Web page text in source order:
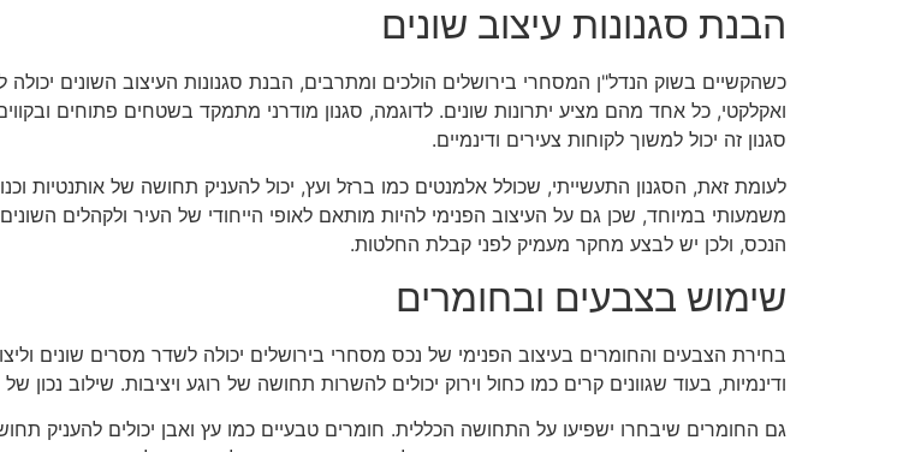
הבנת סגנונות עיצוב שונים
כשהקשיים בשוק הנדל"ן המסחרי בירושלים הולכים ומתרבים, הבנת סגנונות העיצוב השונים יכולה
ואקלקטי, כל אחד מהם מציע יתרונות שונים. לדוגמה, סגנון מודרני מתמקד בשטחים פתוחים
סגנון זה יכול למשוך לקוחות צעירים ודינמיים.
לעומת זאת, הסגנון התעשייתי, שכולל אלמנטים כמו ברזל ועץ, יכול להעניק תחושה של אותנטיות
משמעותי במיוחד, שכן גם על העיצוב הפנימי להיות מותאם לאופי הייחודי של העיר ולקהלים
הנכס, ולכן יש לבצע מחקר מעמיק לפני קבלת החלטות.
שימוש בצבעים ובחומרים
בחירת הצבעים והחומרים בעיצוב הפנימי של נכס מסחרי בירושלים יכולה לשדר מסרים שונים
ודינמיות, בעוד שגוונים קרים כמו כחול וירוק יכולים להשרות תחושה של רוגע ויציבות. שילוב נכון
גם החומרים שיבחרו ישפיעו על התחושה הכללית. חומרים טבעיים כמו עץ ואבן יכולים להעניק